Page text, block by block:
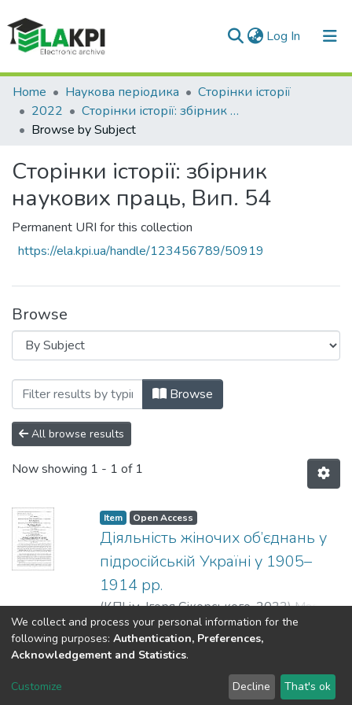
Log In (current)
Communities & Collections
All of DSpace
Home Наукова періодика
Сторінки історії
2022
Сторінки історії: збірник наукових праць, Вип. 54
Browse by Subject
Сторінки історії: збірник
наукових праць, Вип. 54
Permanent URI for this collection
https://ela.kpi.ua/handle/123456789/50919
Browse
Browsing Сторінки історії: збірник
Browse
All browse results
Now showing 1 - 1 of 1
Item Open Access
Діяльність жіночих об’єднань у
підросійській Україні у 1905–
1914 рр.
(КПІ ім. Ігоря Сікорського,2022)Магась,
В. О.; Корнійчук, Ю. Г.;Магась-Демидас,
Ю. І.
Show more
DSpace software copyright © 2002-2026 LYRASIS
Send Feedback
We collect and process your personal information for the
following purposes: Authentication, Preferences,
Acknowledgement and Statistics.
Customize Decline That's ok